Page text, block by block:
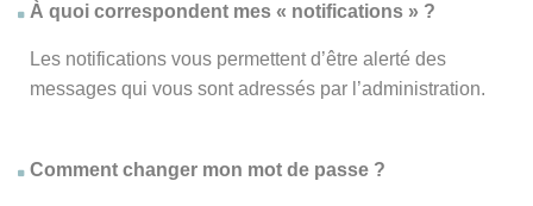
À quoi correspondent mes « notifications » ?
Les notifications vous permettent d’être alerté des
messages qui vous sont adressés par l’administration.
Comment changer mon mot de passe ?